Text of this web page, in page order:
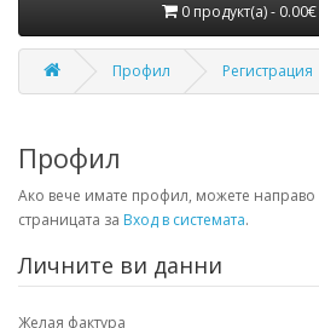
0 продукт(а) -
Профил Регистрация
Профил
Ако вече имате профил, можете направо
страницата за Вход в системата.
Личните ви данни
Желая фактура